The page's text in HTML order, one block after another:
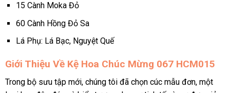
15 Cành Moka Đỏ
60 Cành Hồng Đỏ Sa
Lá Phụ: Lá Bạc, Nguyệt Quế
Giới Thiệu Về Kệ Hoa Chúc Mừng 067 HCM015
Trong bộ sưu tập mới, chúng tôi đã chọn cúc mẫu đơn, một